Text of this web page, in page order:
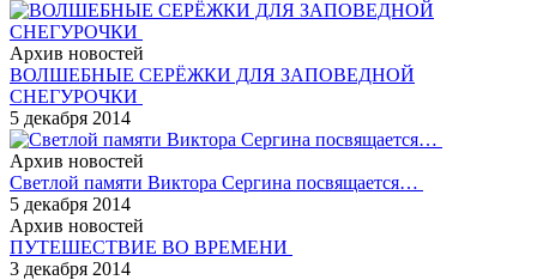
Архив новостей
ВОЛШЕБНЫЕ СЕРЁЖКИ ДЛЯ ЗАПОВЕДНОЙ
СНЕГУРОЧКИ
5 декабря 2014
Архив новостей
Светлой памяти Виктора Сергина посвящается…
5 декабря 2014
Архив новостей
ПУТЕШЕСТВИЕ ВО ВРЕМЕНИ
3 декабря 2014